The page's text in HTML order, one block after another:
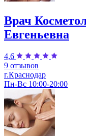
Врач
Евгеньевна
4,6
9 отзывов
г.Краснодар
Пн-Вс 10:00-20:00